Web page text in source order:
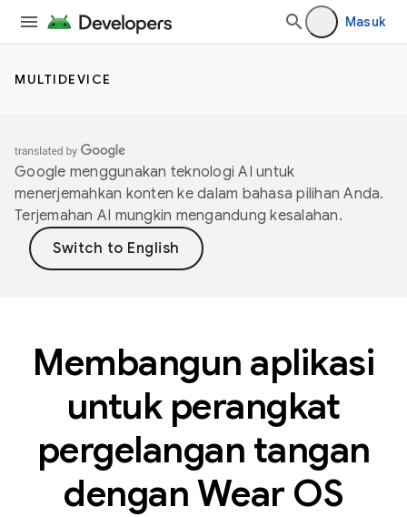
Masuk
MULTIDEVICE
Google menggunakan teknologi AI untuk
menerjemahkan konten ke dalam bahasa pilihan Anda.
Terjemahan AI mungkin mengandung kesalahan.
Membangun aplikasi
untuk perangkat
pergelangan tangan
dengan Wear OS